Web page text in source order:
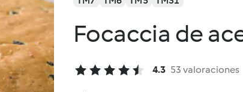
Focaccia de
4.3 53 valoraciones